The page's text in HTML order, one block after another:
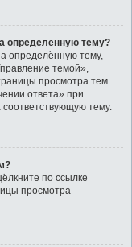
определённую тему?
определённую тему,
темой»,
просмотра тем.
ответа» при
тему.
по ссылке
просмотра